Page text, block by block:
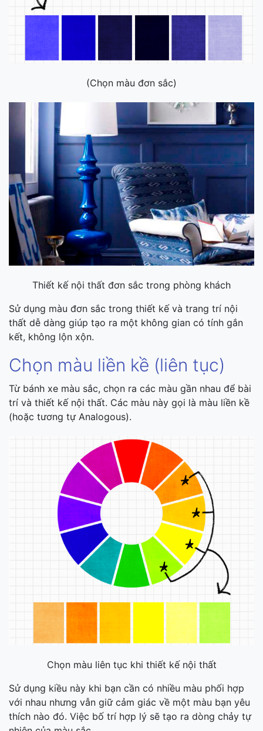
(Chọn màu đơn sắc)
Thiết kế nội thất đơn sắc trong phòng khách
Sử dụng màu đơn sắc trong thiết kế và trang trí nội
thất dễ dàng giúp tạo ra một không gian có tính gắn
kết, không lộn xộn.
Chọn màu liền kề (liên tục)
Từ bánh xe màu sắc, chọn ra các màu gần nhau để bài
trí và thiết kế nội thất. Các màu này gọi là màu liền kề
(hoặc tương tự Analogous).
Chọn màu liên tục khi thiết kế nội thất
Sử dụng kiều này khi bạn cần có nhiều màu phối hợp
với nhau nhưng vẫn giữ cảm giác về một màu bạn yêu
thích nào đó. Việc bố trí hợp lý sẽ tạo ra dòng chảy tự